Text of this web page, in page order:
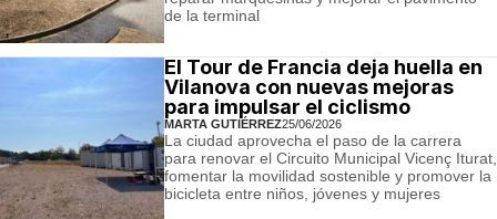
de la terminal
El Tour de Francia deja huella en
Vilanova con nuevas mejoras
para impulsar el ciclismo
MARTA GUTIÉRREZ25/06/2026
La ciudad aprovecha el paso de la carrera
para renovar el Circuito Municipal Vicenç Iturat,
fomentar la movilidad sostenible y promover la
bicicleta entre niños, jóvenes y mujeres